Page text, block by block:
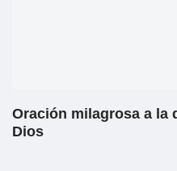
Oración milagrosa a la
Dios